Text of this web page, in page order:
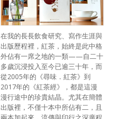
在我的長長飲食研究、寫作生涯與
出版歷程裡，紅茶，始終是此中格
外佔有一席之地的一類——自二十
多歲沉浸投入至今已逾三十年，而
從2005年的《尋味．紅茶》到
2017年的《紅茶經》，都是這漫
漫行途中的珍貴結晶。尤其在簡體
出版裡，不僅十本中所佔有二，且